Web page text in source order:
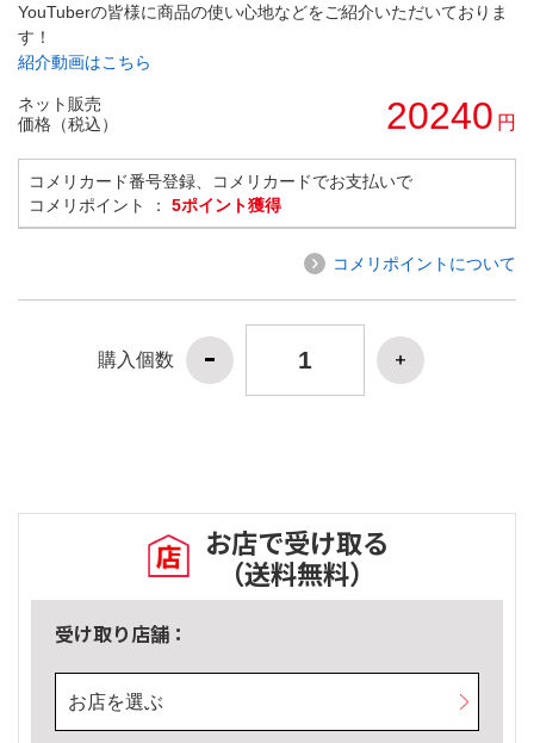
YouTuberの皆様に商品の使い心地などをご紹介いただいておりま
す！
紹介動画はこちら
ネット販売
価格（税込）
20240 円
コメリカード番号登録、コメリカードでお支払いで
コメリポイント ： 5ポイント獲得
コメリポイントについて
購入個数
お店で受け取る
（送料無料）
受け取り店舗：
お店を選ぶ